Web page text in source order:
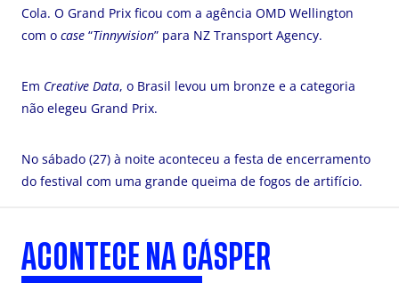
Cola. O Grand Prix ficou com a agência OMD Wellington
com o case “Tinnyvision” para NZ Transport Agency.
Em Creative Data, o Brasil levou um bronze e a categoria
não elegeu Grand Prix.
No sábado (27) à noite aconteceu a festa de encerramento
do festival com uma grande queima de fogos de artifício.
ACONTECE NA CÁSPER